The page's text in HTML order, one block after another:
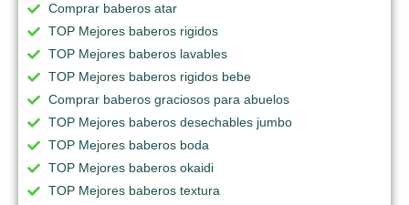
Comprar baberos atar
TOP Mejores baberos rigidos
TOP Mejores baberos lavables
TOP Mejores baberos rigidos bebe
Comprar baberos graciosos para abuelos
TOP Mejores baberos desechables jumbo
TOP Mejores baberos boda
TOP Mejores baberos okaidi
TOP Mejores baberos textura